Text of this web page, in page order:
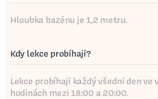
Hloubka bazénu je 1,2 metru.
Kdy lekce probíhají?
Lekce probíhají každý všední den ve
hodinách mezi 18:00 a 20:00.